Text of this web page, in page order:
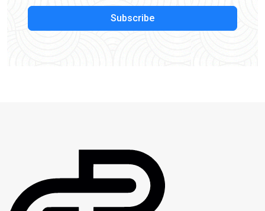
Subscribe